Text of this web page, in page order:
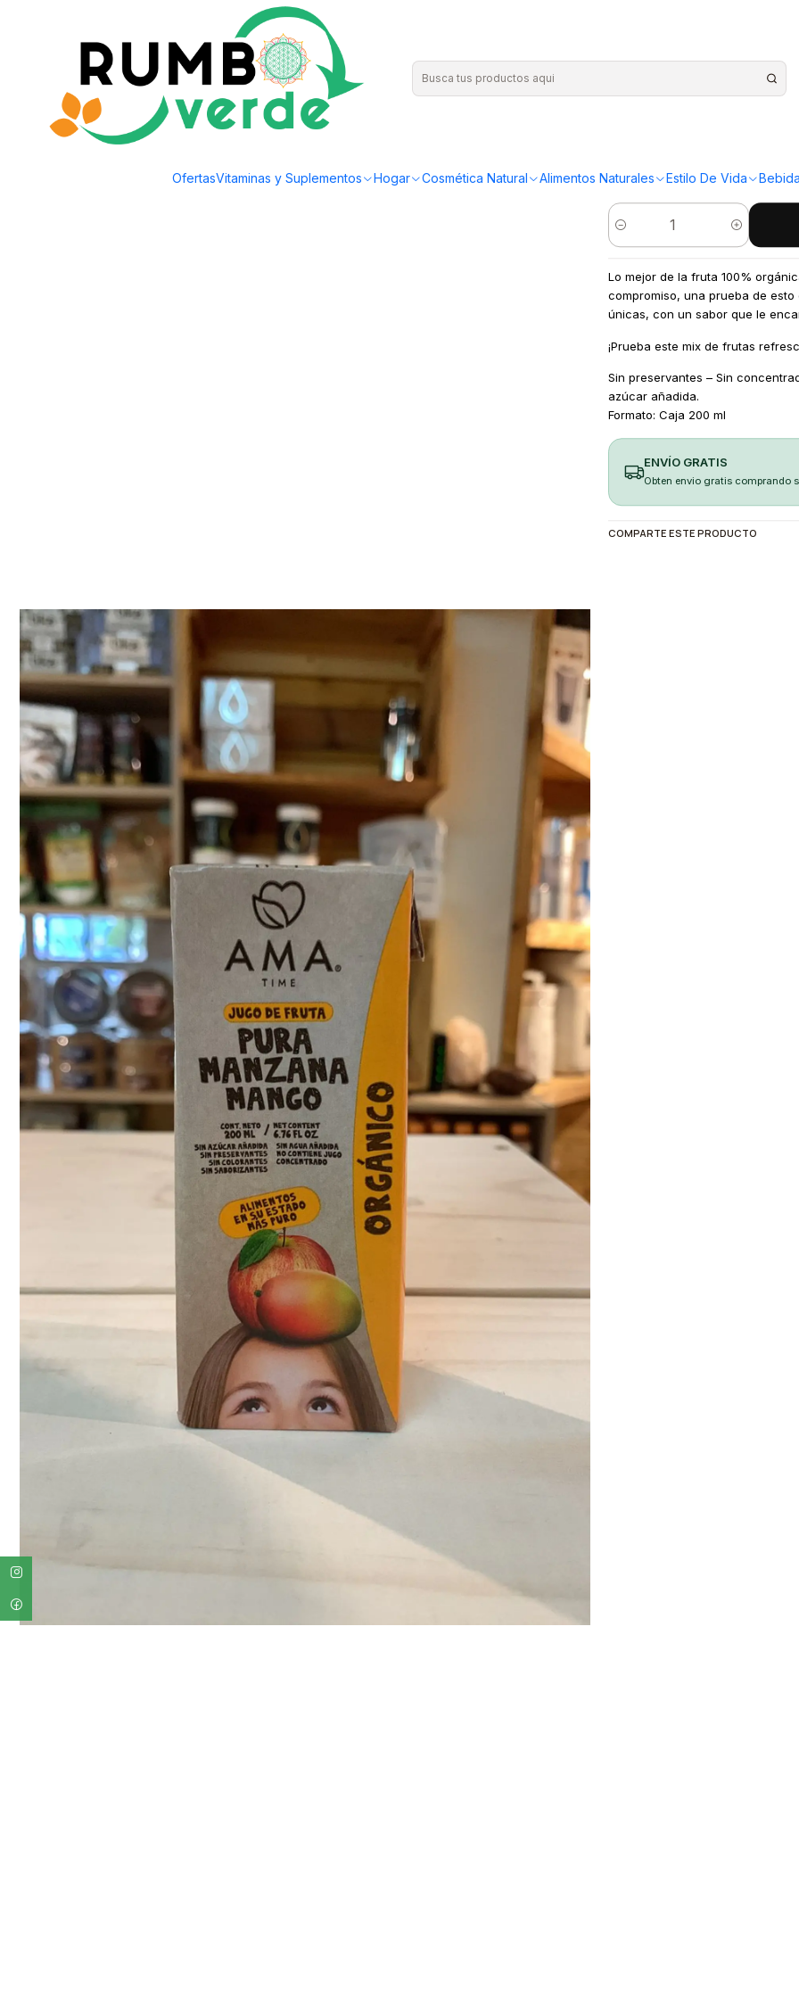
OfertasVitaminas y Suplementos Hogar Cosmética Natural Alimentos Naturales Estilo De Vida
Envío gratis por compras sobre los 59.990 en la provincia de Santiago
Bebidas Naturales Jugos Naturales jugo cajita 200cc mango AMA
¡Compra más y
Cantidad
Lo mejor de la fruta 100%
compromiso, una prueba de
únicas, con un sabor que le
¡Prueba este mix de frutas
Sin preservantes – Sin
azúcar añadida.
Formato: Caja 200 ml
ENVÍO GRATIS
Obten envio gratis comprando
COMPARTE ESTE PRODUCTO